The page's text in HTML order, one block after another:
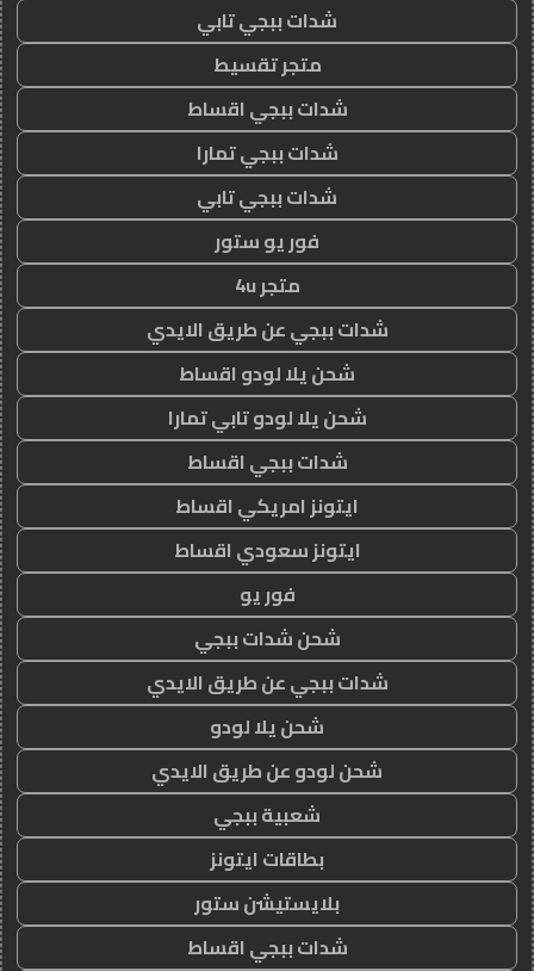
شدات ببجي تابي
متجر تقسيط
شدات ببجي اقساط
شدات ببجي تمارا
شدات ببجي تابي
فور يو ستور
متجر 4u
شدات ببجي عن طريق الايدي
شحن يلا لودو اقساط
شحن يلا لودو تابي تمارا
شدات ببجي اقساط
ايتونز امريكي اقساط
ايتونز سعودي اقساط
فور يو
شحن شدات ببجي
شدات ببجي عن طريق الايدي
شحن يلا لودو
شحن لودو عن طريق الايدي
شعبية ببجي
بطاقات ايتونز
بلايستيشن ستور
شدات ببجي اقساط